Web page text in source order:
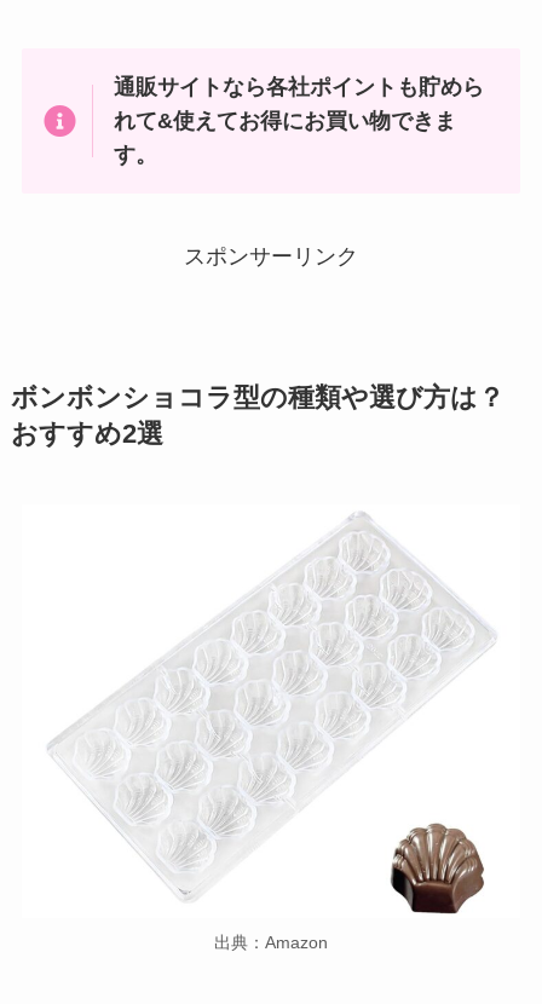
通販サイトなら各社ポイントも貯めら
れて&使えてお得にお買い物できま
す。
スポンサーリンク
ボンボンショコラ型の種類や選び方は？
おすすめ2選
出典：Amazon